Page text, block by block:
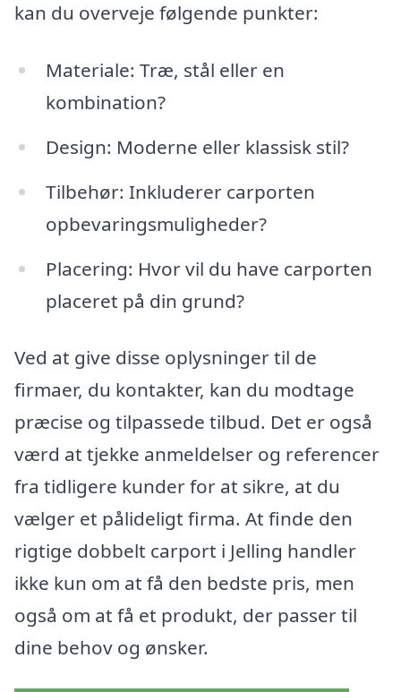
kan du overveje følgende punkter:
Materiale: Træ, stål eller en
kombination?
Design: Moderne eller klassisk stil?
Tilbehør: Inkluderer carporten
opbevaringsmuligheder?
Placering: Hvor vil du have carporten
placeret på din grund?
Ved at give disse oplysninger til de
firmaer, du kontakter, kan du modtage
præcise og tilpassede tilbud. Det er også
værd at tjekke anmeldelser og referencer
fra tidligere kunder for at sikre, at du
vælger et pålideligt firma. At finde den
rigtige dobbelt carport i Jelling handler
ikke kun om at få den bedste pris, men
også om at få et produkt, der passer til
dine behov og ønsker.